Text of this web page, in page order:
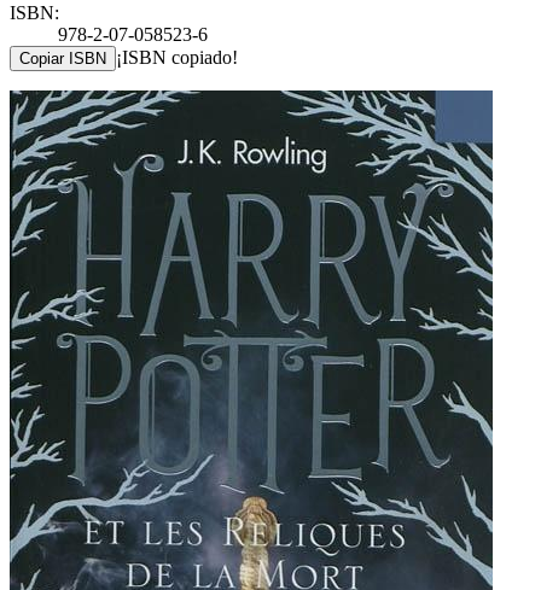
ISBN:
978-2-07-058523-6
Copiar ISBN ¡ISBN copiado!